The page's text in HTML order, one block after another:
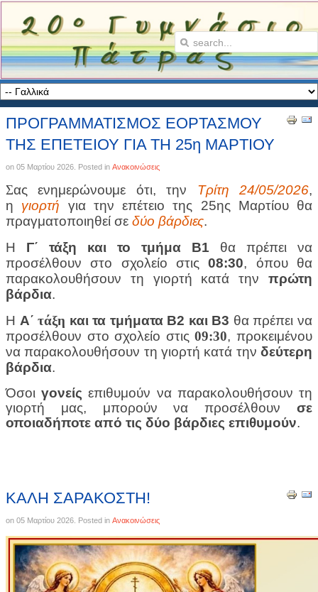
ΠΡΟΓΡΑΜΜΑΤΙΣΜΟΣ ΕΟΡΤΑΣΜΟΥ
ΤΗΣ ΕΠΕΤΕΙΟΥ ΓΙΑ ΤΗ 25η ΜΑΡΤΙΟΥ
on 05 Μαρτίου 2026 . Posted in Ανακοινώσεις
Σας ενημερώνουμε ότι, την Τρίτη 24/05/2026,
η γιορτή για την επέτειο της 25ης Μαρτίου θα
πραγματοποιηθεί σε δύο βάρδιες.
Η Γ΄ τάξη και το τμήμα Β1 θα πρέπει να
προσέλθουν στο σχολείο στις08:30, όπου θα
παρακολουθήσουν τη γιορτή κατά την πρώτη
βάρδια.
Η Α΄τάξη και τα τμήματα Β2 και Β3 θα πρέπει να
προσέλθουν στο σχολείο στις09:30, προκειμένου
να παρακολουθήσουν τη γιορτή κατά την δεύτερη
βάρδια.
Όσοιγονείς επιθυμούν να παρακολουθήσουν τη
γιορτή μας, μπορούν να προσέλθουν σε
οποιαδήποτε από τις δύο βάρδιες επιθυμούν.
ΚΑΛΗ ΣΑΡΑΚΟΣΤΗ!
on 05 Μαρτίου 2026 . Posted in Ανακοινώσεις